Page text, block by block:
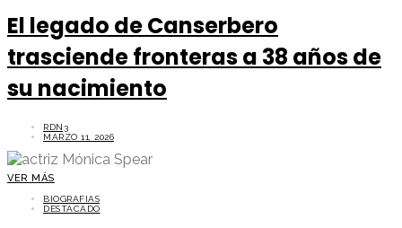
El legado de Canserbero
trasciende fronteras a 38 años de
su nacimiento
RDN3
MARZO 11, 2026
VER MÁS
BIOGRAFIAS
DESTACADO